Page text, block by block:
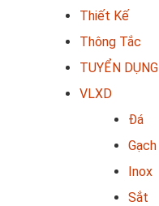
Thiết Kế
Thông Tắc
TUYỂN DỤNG
VLXD
Đá
Gạch
Inox
Sắt